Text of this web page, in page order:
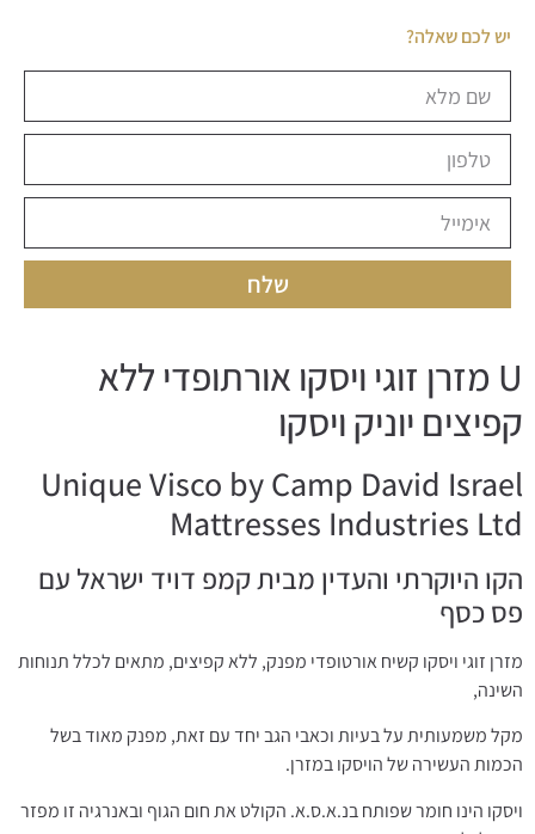
יש לכם שאלה?
שלח
U מזרן זוגי ויסקו אורתופדי ללא
קפיצים יוניק ויסקו
Unique Visco by Camp David Israel
Mattresses Industries Ltd
הקו היוקרתי והעדין מבית קמפ דויד ישראל עם
פס כסף
מזרן זוגי ויסקו קשיח אורטופדי מפנק, ללא קפיצים, מתאים לכלל תנוחות
השינה,
מקל משמעותית על בעיות וכאבי הגב יחד עם זאת, מפנק מאוד בשל
הכמות העשירה של הויסקו במזרן.
ויסקו הינו חומר שפותח בנ.א.ס.א. הקולט את חום הגוף ובאנרגיה זו מפזר